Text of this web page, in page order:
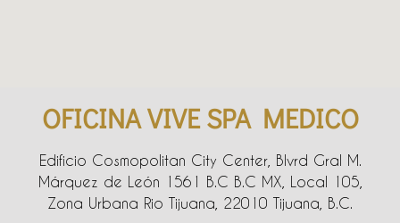
OFICINA VIVE SPA MEDICO
Edificio Cosmopolitan City Center, Blvrd Gral M.
Márquez de León 1561 B.C B.C MX, Local 105,
Zona Urbana Rio Tijuana, 22010 Tijuana, B.C.